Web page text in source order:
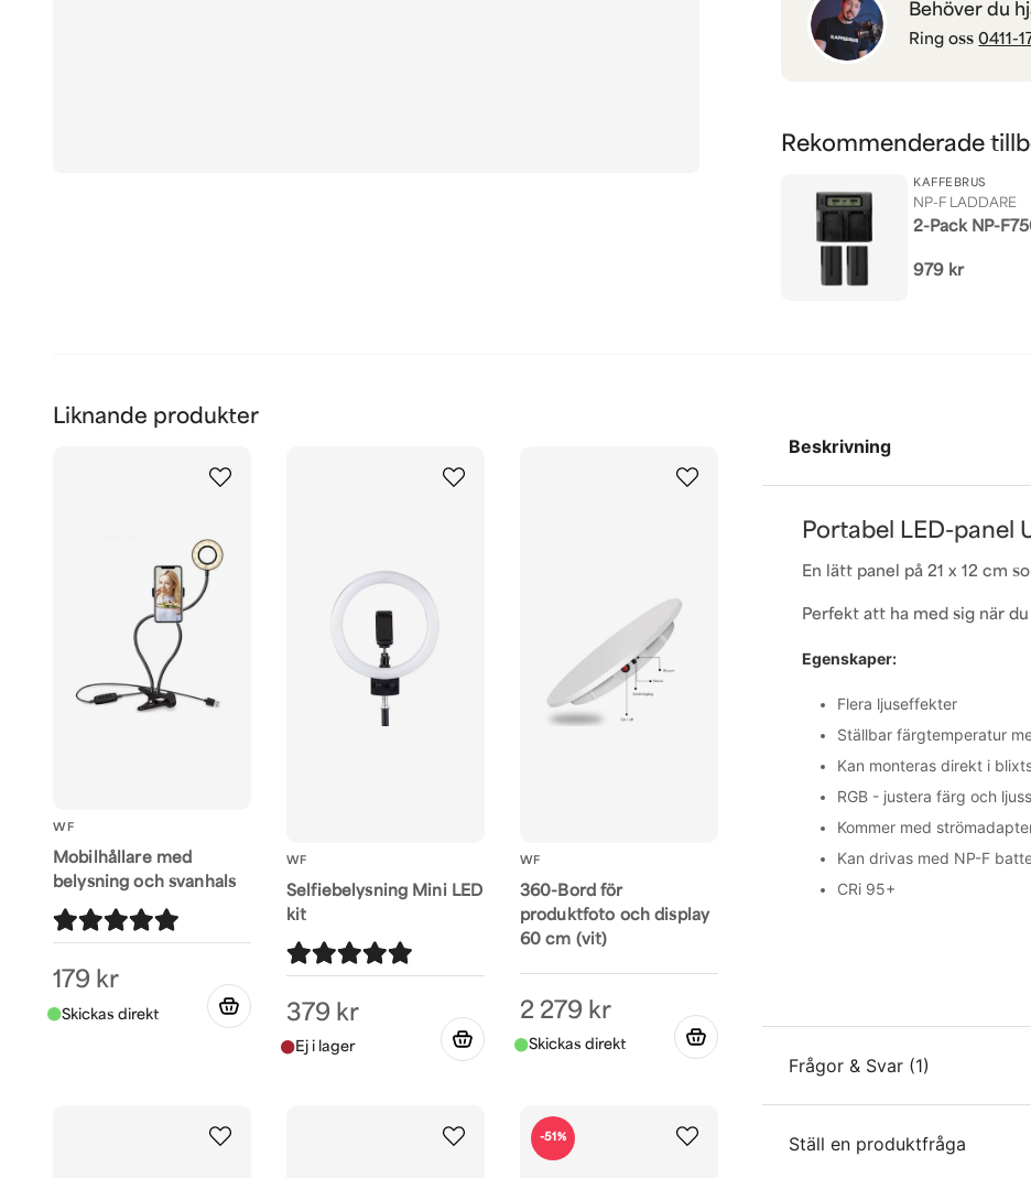
Behöver du
Ring oss0411-
Rekommenderade
KAFFEBRUS
NP-F LADDARE
2-Pack NP-
979 kr
Liknande produkter
WF
Mobilhållare med
belysning och svanhals
179 kr
WF
Selfiebelysning Mini LED
kit
379 kr
WF
360-Bord för
produktfoto och display
60 cm (vit)
2 279 kr
-51%
Beskrivning
Portabel LED-panel
En lätt panel på 21 x 12 cm
Perfekt att ha med sig när du
Egenskaper:
Flera ljuseffekter
Ställbar färgtemperatur
Kan monteras direkt i
RGB - justera färg och
Kommer med
Kan drivas med NP-F
CRi 95+
Frågor & Svar (1)
Peter Nilsson frågade för 2 månader
Ställ en produktfråga